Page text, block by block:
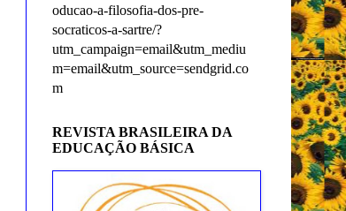
oducao-a-filosofia-dos-pre-
socraticos-a-sartre/?
utm_campaign=email&utm_mediu
m=email&utm_source=sendgrid.co
m
REVISTA BRASILEIRA DA
EDUCAÇÃO BÁSICA